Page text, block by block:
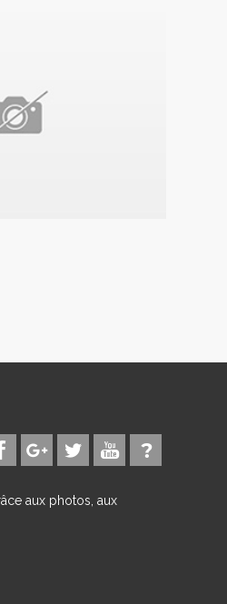
aux photos, aux